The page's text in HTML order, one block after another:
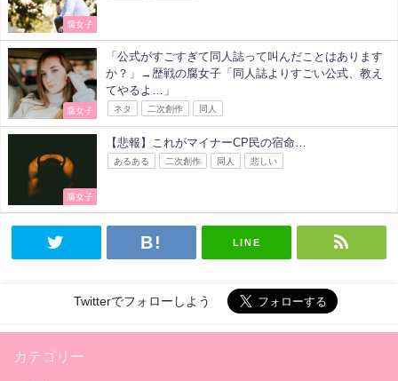
腐女子
腐女子
「公式がすごすぎて同人誌って叫んだことはあります
か？」→歴戦の腐女子「同人誌よりすごい公式、教え
てやるよ…」
ネタ 二次創作 同人
腐女子
【悲報】これがマイナーCP民の宿命…
あるある 二次創作 同人 悲しい
LINE
Twitterでフォローしよう
カテゴリー